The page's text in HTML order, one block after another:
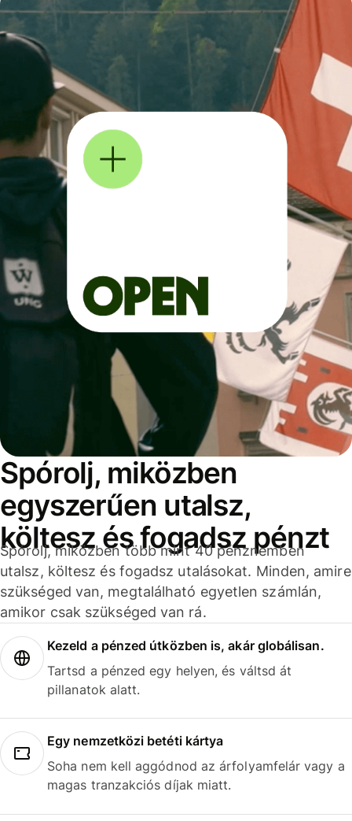
Spórolj, miközben
egyszerűen utalsz,
költesz és fogadsz pénzt
Spórolj, miközben több mint 40 pénznemben
utalsz, költesz és fogadsz utalásokat. Minden, amire
szükséged van, megtalálható egyetlen számlán,
amikor csak szükséged van rá.
Kezeld a pénzed útközben is, akár globálisan.
Tartsd a pénzed egy helyen, és váltsd át
pillanatok alatt.
Egy nemzetközi betéti kártya
Soha nem kell aggódnod az árfolyamfelár vagy a
magas tranzakciós díjak miatt.